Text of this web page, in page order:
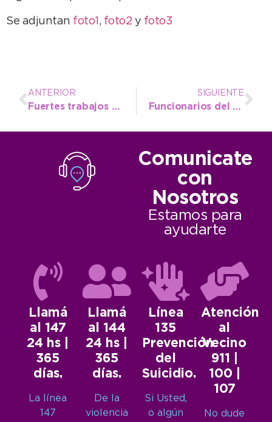
Se adjuntan foto1 , foto2 y foto3
ANTERIOR
Fuertes trabajos para reparar la red de cloacas
SIGUIENTE
Funcionarios del Entur se reunieron con autoridades provinciales
Comunicate
con
Nosotros
Estamos para
ayudarte
Llamá
al 147
24 hs |
365
días.
La línea
147
Llamá
al 144
24 hs |
365
días.
De la
violencia
Línea
135
Prevención
del
Suicidio.
Si Usted,
o algún
Atención
al
Vecino
911 |
100 |
107
No dude